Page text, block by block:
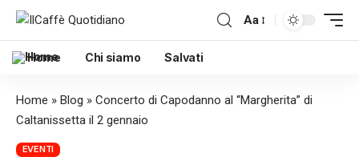
Aa
Home Chi siamo Salvati
Home » Blog » Concerto di Capodanno al “Margherita” di
Caltanissetta il 2 gennaio
EVENTI